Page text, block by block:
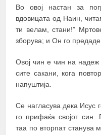
Во овој настан за
вдовицата од Наин,
ти велам, стани!”
зборува; и Он го предаде
Овој чин е чин на надеж
сите сакани, кога
напуштија.
Се нагласува дека Исус
го прифаќа својот син.
таа по вторпат станува